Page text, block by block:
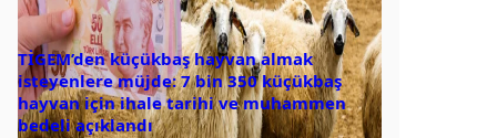
TİGEM’den küçükbaş hayvan almak
isteyenlere müjde: 7 bin 350 küçükbaş
hayvan için ihale tarihi ve muhammen
bedeli açıklandı